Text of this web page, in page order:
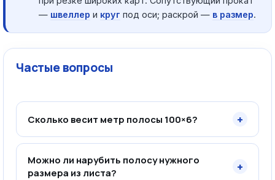
— швеллер и круг под оси; раскрой — в размер.
Частые вопросы
Сколько весит метр полосы 100×6? +
Можно ли нарубить полосу нужного
размера из листа?
+